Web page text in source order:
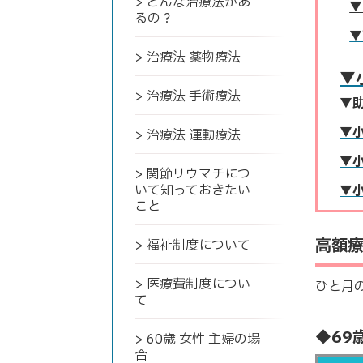
るの？
> 治療法 薬物療法
> 治療法 手術療法
> 治療法 運動療法
> 関節リウマチにつ
いて知っておきたい
こと
> 福祉制度について
> 医療費制度につい
て
> 60歳 女性 主婦の場
合
▼
▼
▼
▼
▼
▼
▼
高額
ひと月
◆69